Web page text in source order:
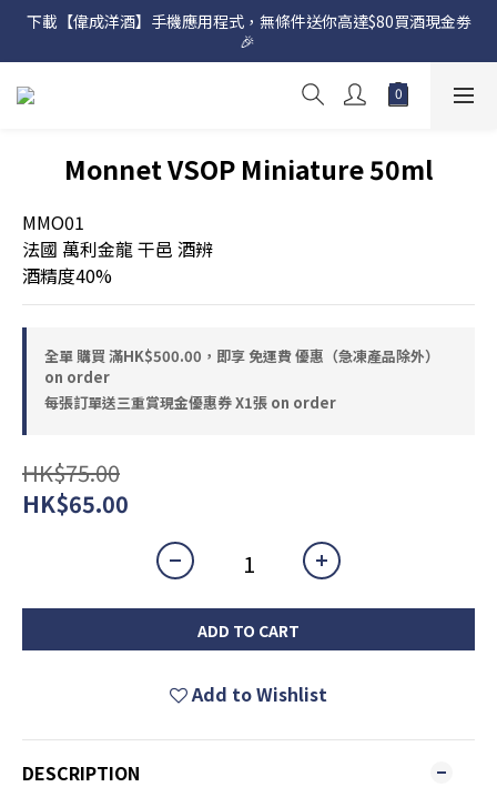
網店購滿 $500 即享免費送貨服務📦
下載【偉成洋酒】手機應用程式，無條件送你高達$80買酒現金劵
🎉
網店購滿 $500 即享免費送貨服務📦
Monnet VSOP Miniature 50ml
MMO01
法國 萬利金龍 干邑 酒辨
酒精度40%
全單 購買 滿HK$500.00，即享 免運費 優惠（急凍產品除外）
on order
每張訂單送三重賞現金優惠券 X1張 on order
HK$75.00
HK$65.00
ADD TO CART
Add to Wishlist
DESCRIPTION